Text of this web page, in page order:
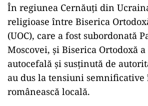
În regiunea Cernăuți din
religioase între Biserica
(UOC), care a fost subordonată
Moscovei, și Biserica Ortodoxă
autocefală și susținută de
au dus la tensiuni
românească locală.